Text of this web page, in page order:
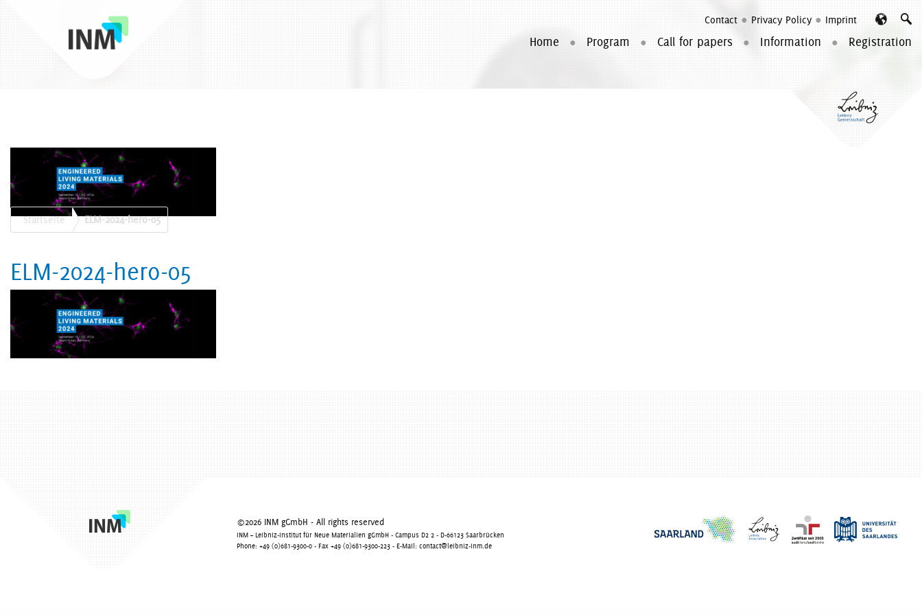
Contact Privacy Policy Imprint
Home Program Call for papers Information Registration
Startseite ELM-2024-hero-05
ELM-2024-hero-05
©2026 INM gGmbH - All rights reserved
INM – Leibniz-Institut für Neue Materialien gGmbH - Campus D2 2 - D-66123 Saarbrücken
Phone: +49 (0)681-9300-0 - Fax +49 (0)681-9300-223 - E-Mail: contact@leibniz-inm.de